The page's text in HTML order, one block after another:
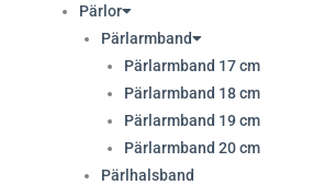
Pärlor
Pärlarmband
Pärlarmband 17 cm
Pärlarmband 18 cm
Pärlarmband 19 cm
Pärlarmband 20 cm
Pärlhalsband